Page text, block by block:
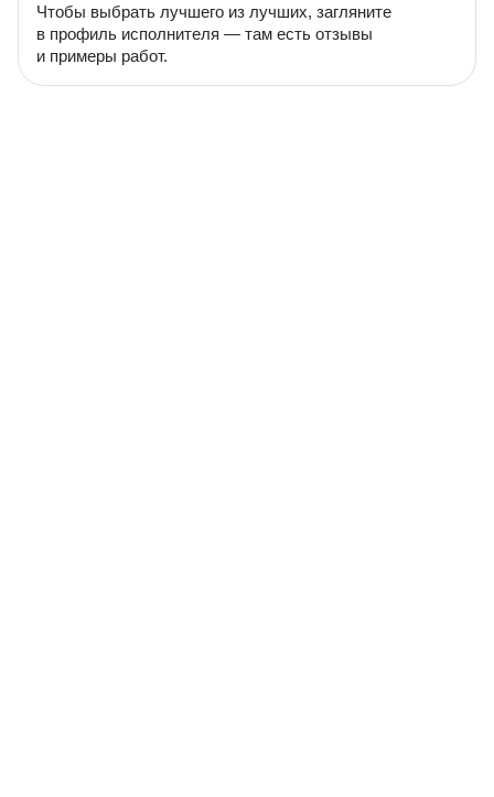
Чтобы выбрать лучшего из лучших, загляните
в профиль исполнителя — там есть отзывы
и примеры работ.